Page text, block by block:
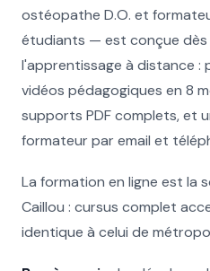
ostéopathe D.O. et
étudiants — est conçue dès
l'apprentissage à distance :
vidéos pédagogiques en 8
supports PDF complets, et
formateur par email et
La formation en ligne est la
Caillou : cursus complet
identique à celui de